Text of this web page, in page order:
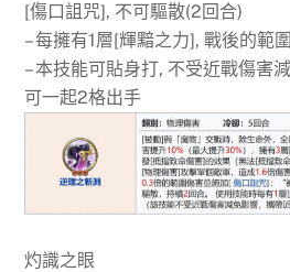
[傷口詛咒], 不可驅散(2回合)
– 每擁有1層[輝黯之力], 戰後的範
– 本技能可貼身打, 不受近戰傷害
可一起2格出手
灼識之眼